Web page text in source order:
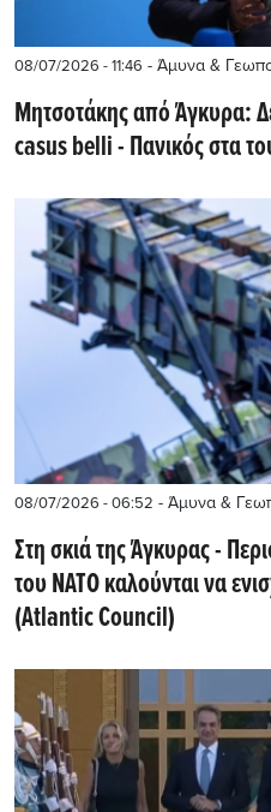
08/07/2026 - 11:46 - Άμυνα &
Μητσοτάκης από Άγκυρα:
casus belli - Πανικός στα
08/07/2026 - 06:52 - Άμυνα &
Στη σκιά της Άγκυρας -
του ΝΑΤΟ καλούνται να
(Atlantic Council)